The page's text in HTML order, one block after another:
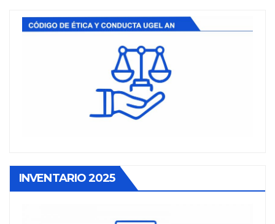
INVENTARIO 2025